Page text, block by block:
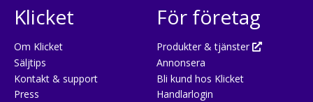
Klicket
Om Klicket
Säljtips
Kontakt & support
Press
För företag
Produkter & tjänster
Annonsera
Bli kund hos Klicket
Handlarlogin